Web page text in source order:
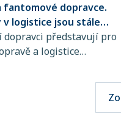
fantomové dopravce.
v logistice jsou stále
dopravci představují pro
a logistice
totiž stále obtížněji
Přitom stačí jediná
výběru přepravce a